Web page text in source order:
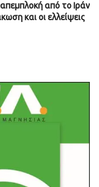
από το Ιράν
και οι ελλείψεις